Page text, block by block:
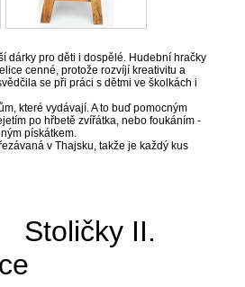
dárky pro děti i dospělé. Hudební hračky
cenné, protože rozvíjí kreativitu a
se při práci s dětmi ve školkách i
které vydávají. A to buď pomocným
po hřbetě zvířátka, nebo foukáním -
pískátkem.
v Thajsku, takže je každý kus
II.